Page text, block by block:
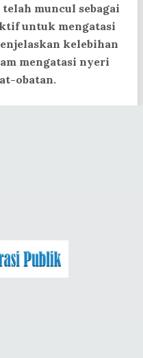
muncul sebagai
untuk mengatasi
kelebihan
mengatasi nyeri
obatan.